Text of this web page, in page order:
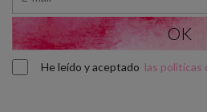
He leído y aceptado las políticas